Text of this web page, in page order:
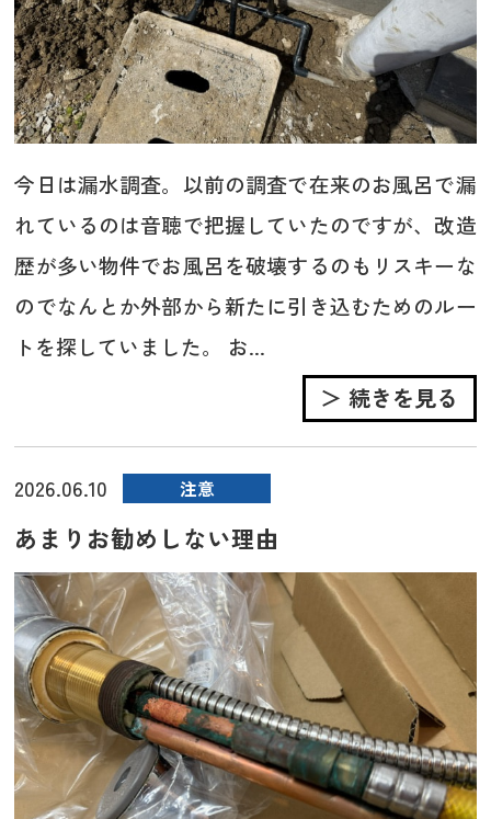
今日は漏水調査。以前の調査で在来のお風呂で漏
れているのは音聴で把握していたのですが、改造
歴が多い物件でお風呂を破壊するのもリスキーな
のでなんとか外部から新たに引き込むためのルー
トを探していました。 お...
＞ 続きを見る
2026.06.10 注意
あまりお勧めしない理由